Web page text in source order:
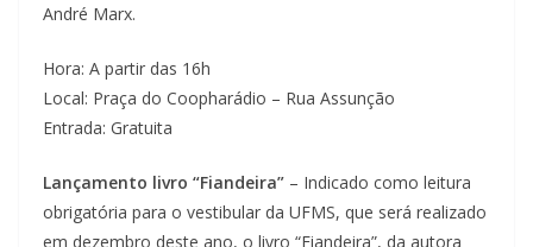
André Marx.
Hora: A partir das 16h
Local: Praça do Coopharádio – Rua Assunção
Entrada: Gratuita
Lançamento livro “Fiandeira” – Indicado como leitura
obrigatória para o vestibular da UFMS, que será realizado
em dezembro deste ano, o livro “Fiandeira”, da autora